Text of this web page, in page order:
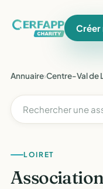
Créer
Annuaire›Centre-Val de
LOIRET